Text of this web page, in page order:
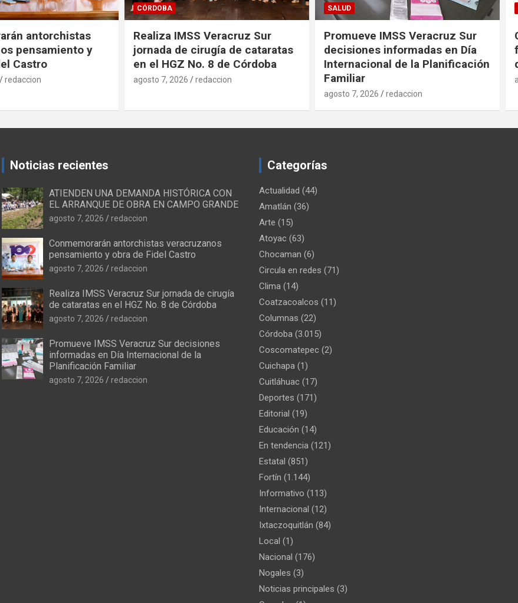
Veracruz Sur
de cataratas
8 de Córdoba
redaccion
SALUD
Promueve IMSS Veracruz Sur
decisiones informadas en Día
Internacional de la Planificación
Familiar
FORTÍN
Convocan a productores
fortinenses a la Actualización
de sus Datos
agosto 7, 2026
Noticias recientes
ATIENDEN UNA DEMANDA HISTÓRICA CON
EL ARRANQUE DE OBRA EN CAMPO GRANDE
agosto 7, 2026 redaccion
Conmemorarán antorchistas veracruzanos
pensamiento y obra de Fidel Castro
agosto 7, 2026 redaccion
Realiza IMSS Veracruz Sur jornada de cirugía
de cataratas en el HGZ No. 8 de Córdoba
agosto 7, 2026 redaccion
Promueve IMSS Veracruz Sur decisiones
informadas en Día Internacional de la
Planificación Familiar
agosto 7, 2026 redaccion
Categorías
Actualidad (44)
Amatlán (36)
Arte (15)
Atoyac (63)
Chocaman (6)
Circula en redes (71)
Clima (14)
Coatzacoalcos (11)
Columnas (22)
Córdoba (3.015)
Coscomatepec (2)
Cuichapa (1)
Cuitláhuac (17)
Deportes (171)
Editorial (19)
Educación (14)
En tendencia (121)
Estatal (851)
Fortín (1.144)
Informativo (113)
Internacional (12)
Ixtaczoquitlán (84)
Local (1)
Nacional (176)
Nogales (3)
Noticias principales (3)